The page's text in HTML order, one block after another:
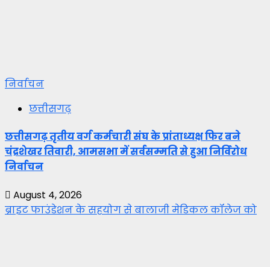
निर्वाचन
छत्तीसगढ़
छत्तीसगढ़ तृतीय वर्ग कर्मचारी संघ के प्रांताध्यक्ष फिर बने
चंद्रशेखर तिवारी, आमसभा में सर्वसम्मति से हुआ निर्विरोध
निर्वाचन
August 4, 2026
ब्राइट फाउंडेशन के सहयोग से बालाजी मेडिकल कॉलेज को